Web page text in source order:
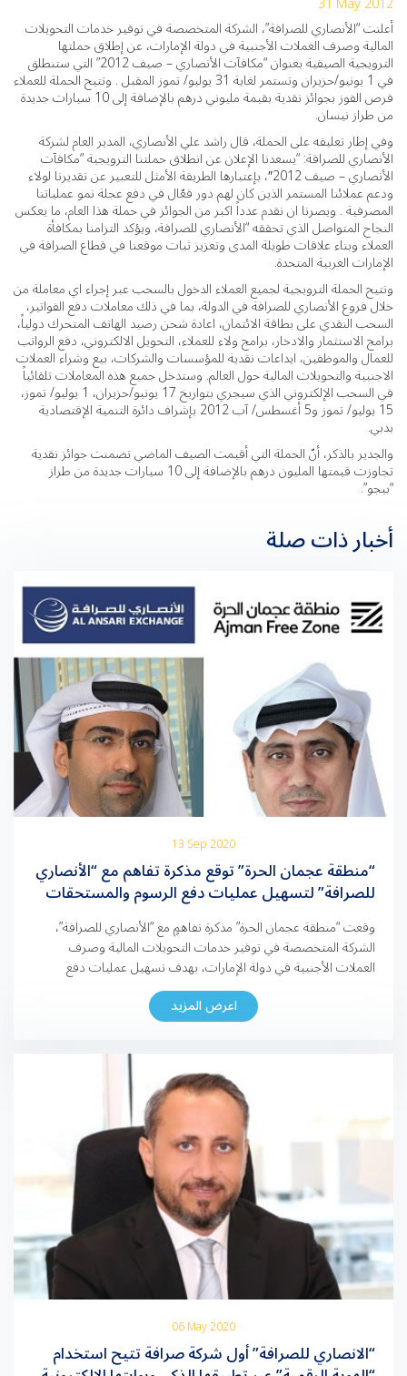
أعلنت “الأنصاري للصرافة”، الشركة المتخصصة في توفير خدمات التحويلات
المالية وصرف العملات الأجنبية في دولة الإمارات، عن إطلاق حملتها
الترويجية الصيفية بعنوان “مكافآت الأنصاري – صيف 2012” التي ستنطلق
في 1 يونيو/حزيران وتستمر لغاية 31 يوليو/ تموز المقبل . وتتيح الحملة للعملاء
فرص الفوز بجوائز نقدية بقيمة مليوني درهم بالإضافة إلى 10 سيارات جديدة
من طراز نيسان.
وفي إطار تعليقه على الحملة، قال راشد علي الأنصاري، المدير العام لشركة
الأنصاري للصرافة: “يسعدنا الإعلان عن انطلاق حملتنا الترويجية “مكافآت
الأنصاري – صيف 2012″، بإعتبارها الطريقة الأمثل للتعبير عن تقديرنا لولاء
ودعم عملائنا المستمر الذين كان لهم دور فعّال في دفع عجلة نمو عملياتنا
المصرفية . ويصرنا ان نقدم عدداً اكبر من الجوائز في حملة هذا العام، ما يعكس
النجاح المتواصل الذي تحققه “الأنصاري للصرافة، ويؤكد التزامنا بمكافأة
العملاء وبناء علاقات طويلة المدى وتعزيز ثبات موقعنا في قطاع الصرافة في
الإمارات العربية المتحدة.
وتتيح الحملة الترويجية لجميع العملاء الدخول بالسحب عبر إجراء اي معاملة من
خلال فروع الأنصاري للصرافة في الدولة، بما في ذلك معاملات دفع الفواتير،
السحب النقدي على بطاقة الائتمان، اعادة شحن رصيد الهاتف المتحرك دولياً،
برامج الاستثمار والادخار، برامج ولاء للعملاء، التحويل الالكتروني، دفع الرواتب
للعمال والموظفين، ايداعات نقدية للمؤسسات والشركات، بيع وشراء العملات
الاجنبية والتحويلات المالية حول العالم. وستدخل جميع هذه المعاملات تلقائياً
في السحب الإلكتروني الذي سيجري بتواريخ 17 يونيو/حزيران، 1 يوليو/ تموز،
15 يوليو/ تموز و5 أغسطس/ آب 2012 بإشراف دائرة التنمية الإقتصادية
بدبي.
والجدير بالذكر، أنّ الحملة التي أقيمت الصيف الماضي تضمنت جوائز نقدية
تجاوزت قيمتها المليون درهم بالإضافة إلى 10 سيارات جديدة من طراز
“بيجو”.
أخبار ذات صلة
13 Sep 2020
“منطقة عجمان الحرة” توقع مذكرة تفاهم مع “الأنصاري
للصرافة” لتسهيل عمليات دفع الرسوم والمستحقات
الخاصة بالشركات
وقعت “منطقة عجمان الحرة” مذكرة تفاهمٍ مع “الأنصاري للصرافة”،
الشركة المتخصصة في توفير خدمات التحويلات المالية وصرف
العملات الأجنبية في دولة الإمارات، بهدف تسهيل عمليات دفع
الرسوم والمستحقات الخاصة بالشركات التي تتخذ من المنطقة الحرة
مقراً لأعمالها عن طريق أي من فروع “الأنصاري للصرافة” المنتشرة في
جميع أنحاء دولة الإمارات. وأشاد المهندس علي بن تويه […]
اعرض المزيد
06 May 2020
“الانصاري للصرافة” أول شركة صرافة تتيح استخدام